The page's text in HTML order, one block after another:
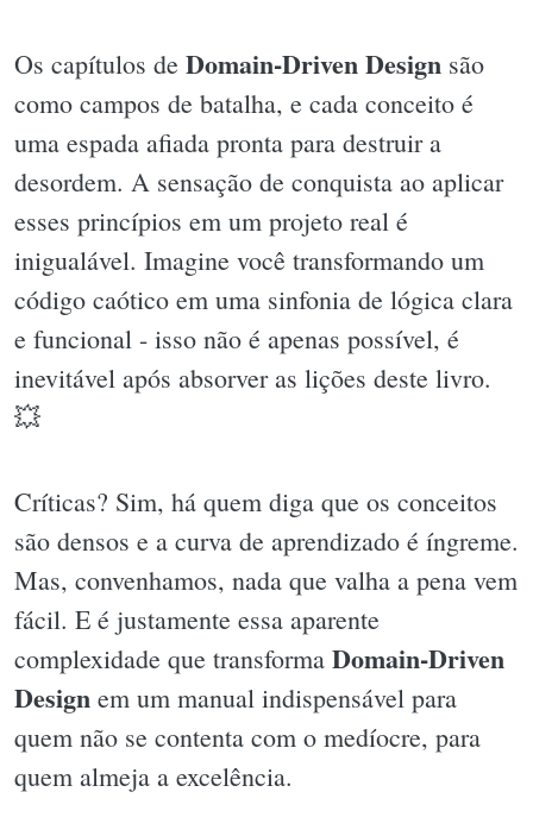
Os capítulos de Domain-Driven Design são
como campos de batalha, e cada conceito é
uma espada afiada pronta para destruir a
desordem. A sensação de conquista ao aplicar
esses princípios em um projeto real é
inigualável. Imagine você transformando um
código caótico em uma sinfonia de lógica clara
e funcional - isso não é apenas possível, é
inevitável após absorver as lições deste livro.
💥
Críticas? Sim, há quem diga que os conceitos
são densos e a curva de aprendizado é íngreme.
Mas, convenhamos, nada que valha a pena vem
fácil. E é justamente essa aparente
complexidade que transforma Domain-Driven
Design em um manual indispensável para
quem não se contenta com o medíocre, para
quem almeja a excelência.